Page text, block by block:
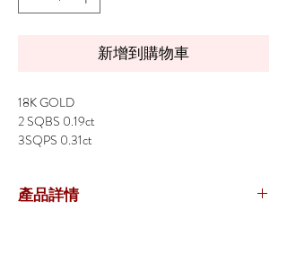
新增到購物車
18K GOLD
2 SQBS 0.19ct
3SQPS 0.31ct
產品詳情